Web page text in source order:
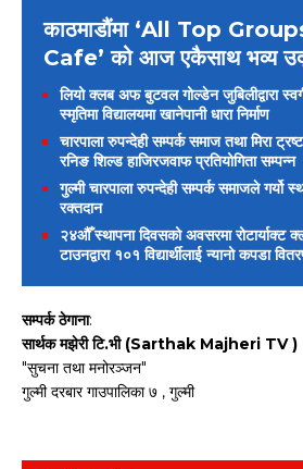
काठमाडौंमा ‘All Top
Cafe’ को आज एकैसाथ भव्य
लियो क्लब अफ बुटवल गोल्डेन जुबिलीद्वारा
स्मृतिमा विद्यालयमा खानेपानी धारा निर्माण
चारपाला रुपन्देही सम्पर्क समाज तथा मिरा
रनिङ शिल्ड हाजिरजवाफ प्रतियोगिता सम्पन्न
गुल्मी चारपाला रुपन्देही सम्पर्क समाजले गर्यो
रक्तदान
२४औँ स्थापना दिवसको अवसरमा
टाउनद्वारा १०१ विद्यार्थीलाई न्यानो कपडा
सम्पर्क ठेगाना:
सार्थक मझेरी टि.भी (Sarthak Majheri TV )
"सुचना तथा मनोरञ्जन"
गुल्मी दरबार गाउपालिका ७ , गुल्मी